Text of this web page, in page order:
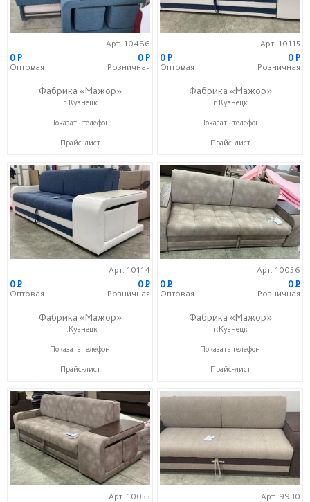
Арт. 10486
0P
Оптовая
0P
Розничная
Фабрика «Мажор»
г.Кузнецк
+7 (999) 611-98-99
Показать телефон
Прайс-лист
Арт. 10115
0P
Оптовая
0P
Розничная
Фабрика «Мажор»
г.Кузнецк
+7 (999) 611-98-99
Показать телефон
Прайс-лист
Арт. 10114
0P
Оптовая
0P
Розничная
Фабрика «Мажор»
г.Кузнецк
+7 (999) 611-98-99
Показать телефон
Прайс-лист
Арт. 10056
0P
Оптовая
0P
Розничная
Фабрика «Мажор»
г.Кузнецк
+7 (999) 611-98-99
Показать телефон
Прайс-лист
Арт. 10055 Арт. 9930